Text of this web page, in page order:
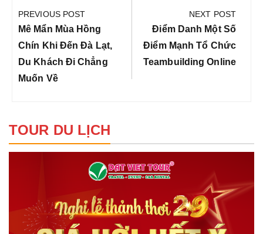
hướng
bài
viết
PREVIOUS POST
Previous
Post:
Mê Mẩn Mùa Hồng
Chín Khi Đến Đà Lạt,
Du Khách Đi Chẳng
Muốn Về
NEXT POST
Next
Post:
Điểm Danh Một Số
Điểm Mạnh Tổ Chức
Teambuilding Online
TOUR DU LỊCH